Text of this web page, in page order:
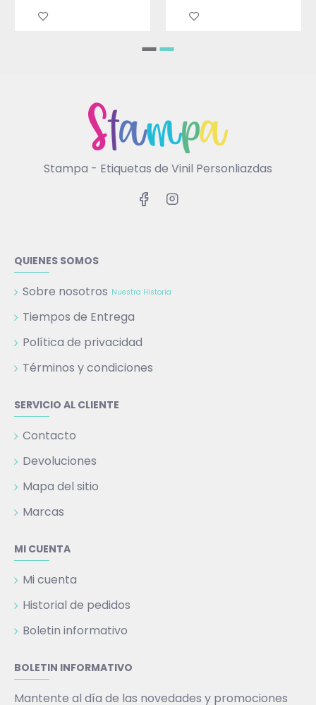
Stampa - Etiquetas de Vinil Personliazdas
QUIENES SOMOS
Sobre nosotros Nuestra Historia
Tiempos de Entrega
Política de privacidad
Términos y condiciones
SERVICIO AL CLIENTE
Contacto
Devoluciones
Mapa del sitio
Marcas
MI CUENTA
Mi cuenta
Historial de pedidos
Boletin informativo
BOLETIN INFORMATIVO
Mantente al día de las novedades y promociones